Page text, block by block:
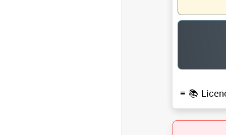
≡ 📚